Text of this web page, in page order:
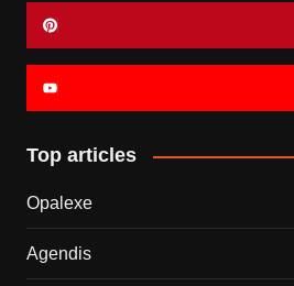
Top articles
Opalexe
Agendis